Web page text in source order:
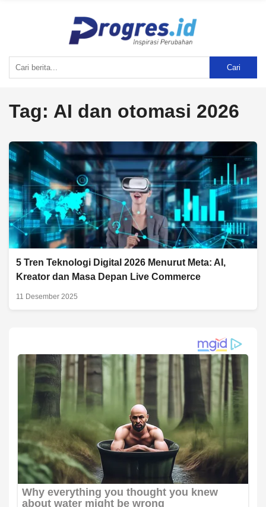
Cari
Tag: AI dan otomasi 2026
5 Tren Teknologi Digital 2026 Menurut Meta: AI,
Kreator dan Masa Depan Live Commerce
11 Desember 2025